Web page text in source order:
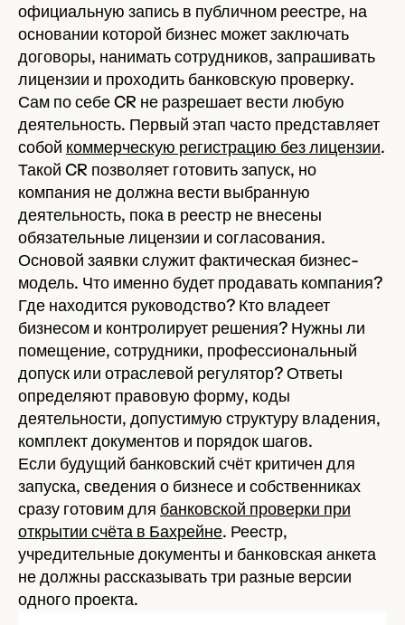
официальную запись в публичном реестре, на
основании которой бизнес может заключать
договоры, нанимать сотрудников, запрашивать
лицензии и проходить банковскую проверку.
Сам по себе CR не разрешает вести любую
деятельность. Первый этап часто представляет
собой коммерческую регистрацию без лицензии.
Такой CR позволяет готовить запуск, но
компания не должна вести выбранную
деятельность, пока в реестр не внесены
обязательные лицензии и согласования.
Основой заявки служит фактическая бизнес-
модель. Что именно будет продавать компания?
Где находится руководство? Кто владеет
бизнесом и контролирует решения? Нужны ли
помещение, сотрудники, профессиональный
допуск или отраслевой регулятор? Ответы
определяют правовую форму, коды
деятельности, допустимую структуру владения,
комплект документов и порядок шагов.
Если будущий банковский счёт критичен для
запуска, сведения о бизнесе и собственниках
сразу готовим для банковской проверки при
открытии счёта в Бахрейне. Реестр,
учредительные документы и банковская анкета
не должны рассказывать три разные версии
одного проекта.